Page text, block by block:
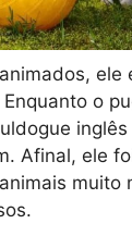
ele
o
Afinal, ele
muito